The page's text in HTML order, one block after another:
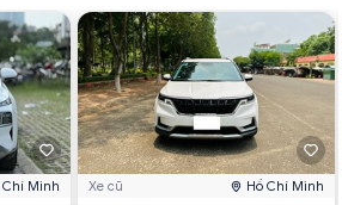
Chí Minh Xe cũ Hồ Chí Minh